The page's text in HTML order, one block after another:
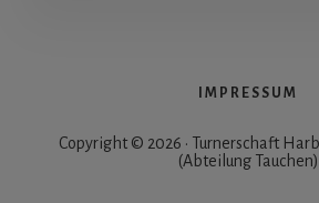
IMPRESSUM
Copyright © 2026 · Turnerschaft
(Abteilung Tauchen)